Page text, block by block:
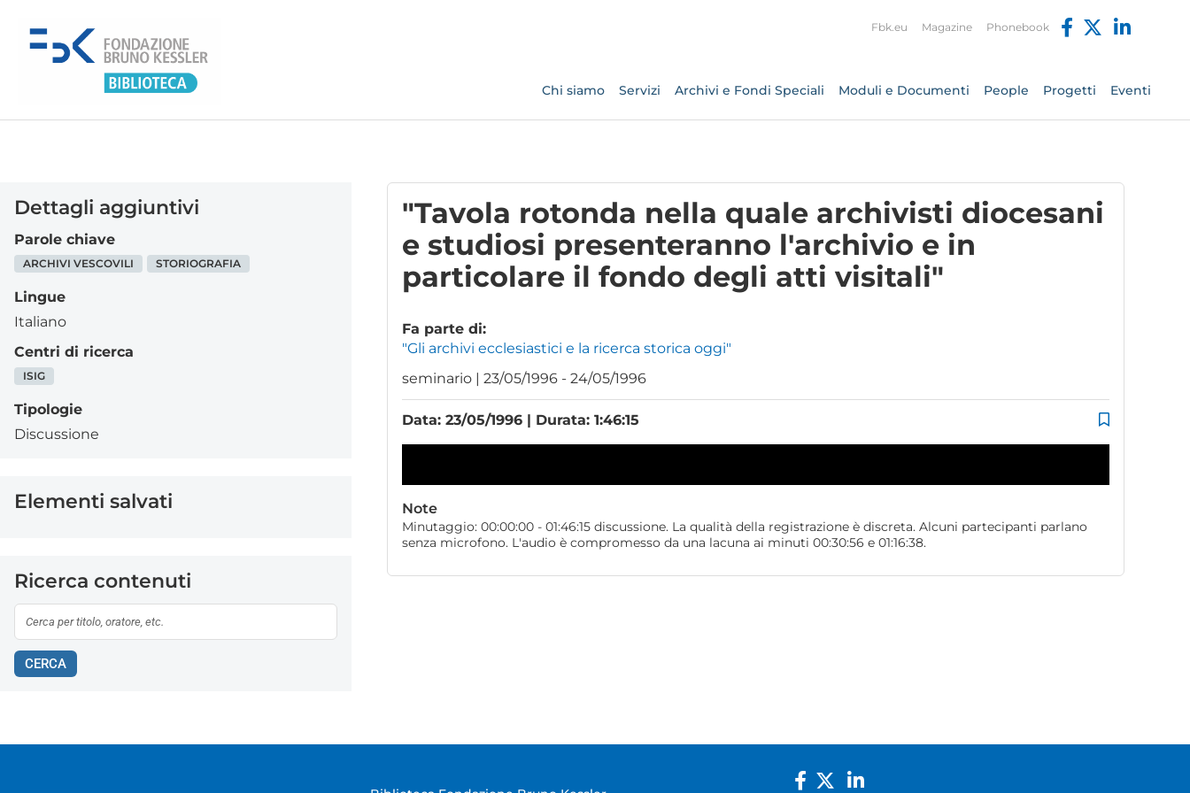
Fbk.eu Magazine Phonebook
Chi siamo Servizi Archivi e Fondi Speciali Moduli e Documenti People Progetti Eventi
Dettagli aggiuntivi
Parole chiave
ARCHIVI VESCOVILI STORIOGRAFIA
Lingue
Italiano
Centri di ricerca
ISIG
Tipologie
Discussione
Elementi salvati
Ricerca contenuti
CERCA
"Tavola rotonda nella quale archivisti diocesani
e studiosi presenteranno l'archivio e in
particolare il fondo degli atti visitali"
Fa parte di:
"Gli archivi ecclesiastici e la ricerca storica oggi"
seminario | 23/05/1996 - 24/05/1996
Data: 23/05/1996 | Durata: 1:46:15
Note
Minutaggio: 00:00:00 - 01:46:15 discussione. La qualità della registrazione è discreta. Alcuni partecipanti parlano
senza microfono. L'audio è compromesso da una lacuna ai minuti 00:30:56 e 01:16:38.